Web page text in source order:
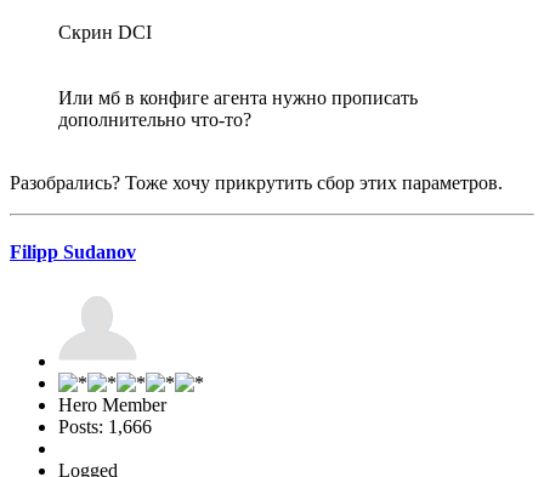
Скрин DCI
Или мб в конфиге агента нужно прописать
дополнительно что-то?
Разобрались? Тоже хочу прикрутить сбор этих параметров.
Filipp Sudanov
Hero Member
Posts: 1,666
Logged